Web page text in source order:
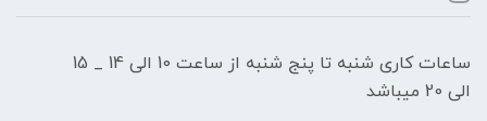
ساعات کاری شنبه تا پنج شنبه از ساعت 10 الی 14 _ 15
الی 20 میباشد